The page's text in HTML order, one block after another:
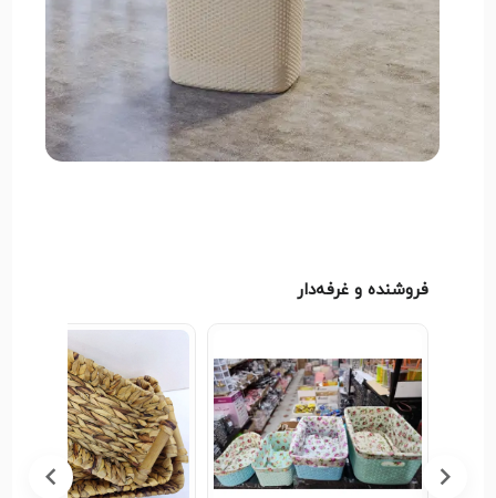
هوشمندانه خواهد بود.
فروشنده و غرفه‌دار